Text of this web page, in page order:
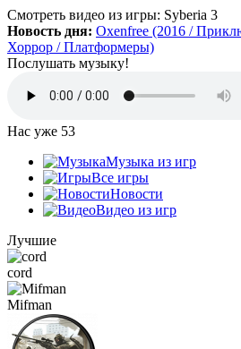
cord
Да, есть такая и даже с
StarCraft Cartooned (мультяшки).
Вот она:StarCraft Remastered
Grisha :Очень понравился сайт.
Mifman:
Цитата: Петрушка
добавьте скачивание моей любимой
Игра добавлена и доступна к
Escape From Tarkov
Петрушка
моей любимой игры Escape From
Смотреть видео из игры: Syberia 3
Новость дня: Oxenfree (2016 /
Хоррор / Платформеры)
Послушать музыку!
Нас уже 53
Музыка из игр
Все игры
Новости
Видео из игр
Лучшие
cord
Mifman